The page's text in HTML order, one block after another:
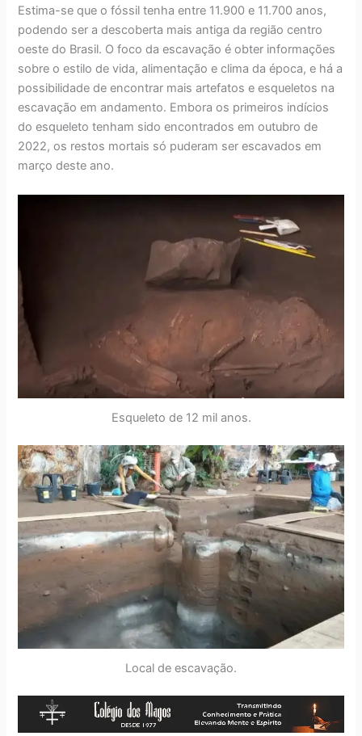
Estima-se que o fóssil tenha entre 11.900 e 11.700 anos,
podendo ser a descoberta mais antiga da região centro
oeste do Brasil. O foco da escavação é obter informações
sobre o estilo de vida, alimentação e clima da época, e há a
possibilidade de encontrar mais artefatos e esqueletos na
escavação em andamento. Embora os primeiros indícios
do esqueleto tenham sido encontrados em outubro de
2022, os restos mortais só puderam ser escavados em
março deste ano.
Esqueleto de 12 mil anos.
Local de escavação.